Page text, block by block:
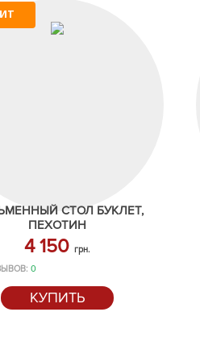
СТОЛ БУКЛЕТ,
ПЕХОТИН
4 150 грн.
0
КУПИТЬ